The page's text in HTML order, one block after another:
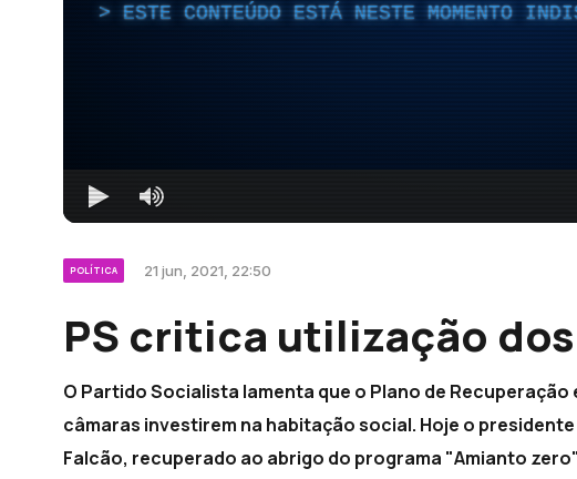
ESTE CONTEÚDO ESTÁ NESTE MOMENTO
POLÍTICA 21 jun, 2021, 22:50
PS critica utilização
O Partido Socialista lamenta que o Plano de
câmaras investirem na habitação social. Hoje o
Falcão, recuperado ao abrigo do programa "Amianto zero"